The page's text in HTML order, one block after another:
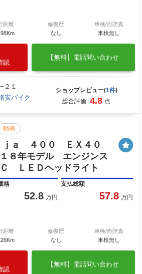
距離
修復歴
なし
車検/自賠責
車検無し
認
【無料】電話問い合わせ
２１
安バイク
ショップレビュー(1件)
総合評価: 4.8 点
動画
ｊａ ４００ ＥＸ４０
８年モデル エンジンス
ＬＥＤヘッドライト
格
52.8 万円
支払総額
57.8 万円
距離
修復歴
なし
車検/自賠責
車検無し
認
【無料】電話問い合わせ